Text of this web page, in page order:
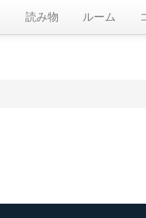
読み物 ルーム